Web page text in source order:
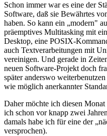
Schon immer war es eine der
Software, daß sie Bewährtes
haben. So kann ein „modern"
präemptives Multitasking mit
Desktop, eine POSIX-
auch Textverarbeitungen mit
vereinigen. Und gerade in
neuen Software-Projekt doch
später anderswo
wie möglich anerkannter
Daher möchte ich diesen
ich schon vor knapp zwei
damals habe ich für eine der
versprochen).